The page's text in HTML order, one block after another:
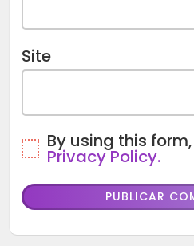
Site
By using this
Privacy Policy.